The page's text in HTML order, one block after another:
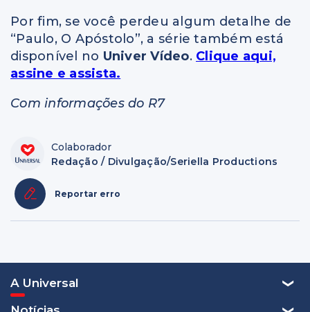
Por fim, se você perdeu algum detalhe de
“Paulo, O Apóstolo”, a série também está
disponível no Univer Vídeo. Clique aqui,
assine e assista.
Com informações do R7
Colaborador
Redação / Divulgação/Seriella Productions
Reportar erro
A Universal